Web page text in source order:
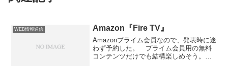
WEB情報通信 Amazon『Fire TV』
Amazonプライム会員なので、発表時に迷
わず予約した。 プライム会員用の無料
コンテンツだけでも結構楽しめそう。設